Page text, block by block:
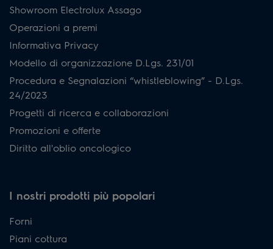
Showroom Electrolux Assago
Operazioni a premi
Informativa Privacy
Modello di organizzazione D.Lgs. 231/01
Procedura e Segnalazioni “whistleblowing” - D.Lgs.
24/2023
Progetti di ricerca e collaborazioni
Promozioni e offerte
Diritto all'oblio oncologico
I nostri prodotti più popolari
Forni
Piani cottura